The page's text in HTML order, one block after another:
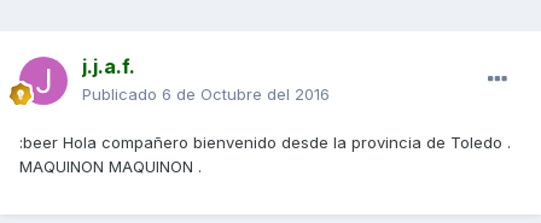
j.j.a.f.
Publicado 6 de Octubre del 2016
:beer Hola compañero bienvenido desde la provincia de Toledo .
MAQUINON MAQUINON .